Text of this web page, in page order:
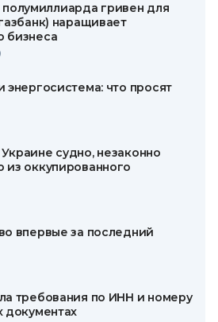
гривен для
наращивает
бизнеса
энергосистема: что просят
судно, незаконно
оккупированного
впервые за последний
требования по ИНН и номеру
документах